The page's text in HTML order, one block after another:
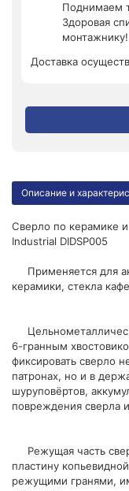
Поднимаем
Здоровая
монтажнику!
Доставка
Описание и
Сверло по керамике
Industrial DIDSP005
Применяется для
керамики, стекла
6-гранным
фиксировать сверло
патронах, но и в
шуруповёртов,
повреждения сверла
Режущая часть
пластину
режущими гранями,